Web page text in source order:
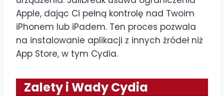
Apple, dając Ci pełną kontrolę nad Twoim
iPhonem lub iPadem. Ten proces pozwala
na instalowanie aplikacji z innych źródeł niż
App Store, w tym Cydia.
Zalety i Wady Cydia